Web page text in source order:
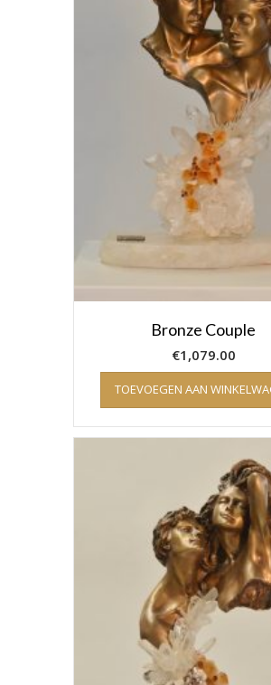
Bronze Couple
€1,079.00
TOEVOEGEN AAN